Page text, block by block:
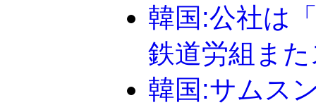
韓国:公社は
鉄道労組ま
韓国:サムス